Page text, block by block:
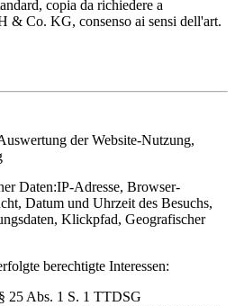
copia da richiedere a
& Co. KG, consenso ai sensi dell'art.
der Website-Nutzung,
Daten:IP-Adresse, Browser-
Datum und Uhrzeit des Besuchs,
Klickpfad, Geografischer
berechtigte Interessen:
25 Abs. 1 S. 1 TTDSG